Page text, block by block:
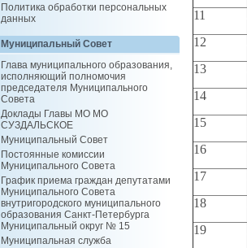
Политика обработки персональных
данных
Муниципальный Совет
Глава муниципального образования,
исполняющий полномочия
председателя Муниципального
Совета
Доклады Главы МО МО
СУЗДАЛЬСКОЕ
Муниципальный Совет
Постоянные комиссии
Муниципального Совета
График приема граждан депутатами
Муниципального Совета
внутригородского муниципального
образования Санкт-Петербурга
Муниципальный округ № 15
Муниципальная служба
11
12
13
14
15
16
17
18
19